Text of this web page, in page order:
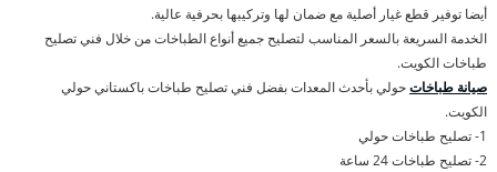
أيضا توفير قطع غيار أصلية مع ضمان لها وتركيبها بحرفية عالية.
الخدمة السريعة بالسعر المناسب لتصليح جميع أنواع الطباخات من خلال فني تصليح
طباخات الكويت.
صيانة طباخاتحولي بأحدث المعدات بفضل فني تصليح طباخات باكستاني حولي
الكويت.
1- تصليح طباخات حولي
2- تصليح طباخات 24 ساعة